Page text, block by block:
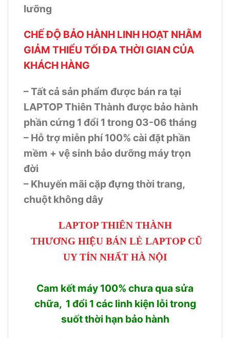
lưỡng
CHẾ ĐỘ BẢO HÀNH LINH HOẠT NHẰM
GIẢM THIỂU TỐI ĐA THỜI GIAN CỦA
KHÁCH HÀNG
– Tất cả sản phẩm được bán ra tại
LAPTOP Thiên Thành được bảo hành
phần cứng 1 đổi 1 trong 03-06 tháng
– Hỗ trợ miễn phí 100% cài đặt phần
mềm + vệ sinh bảo dưỡng máy trọn
đời
– Khuyến mãi cặp đựng thời trang,
chuột không dây
LAPTOP THIÊN THÀNH
THƯƠNG HIỆU BÁN LẺ LAPTOP CŨ
UY TÍN NHẤT HÀ NỘI
Cam kết máy 100% chưa qua sửa
chữa, 1 đổi 1 các linh kiện lỗi trong
suốt thời hạn bảo hành